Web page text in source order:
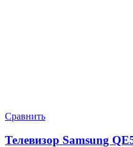
Сравнить
Телевизор Samsung